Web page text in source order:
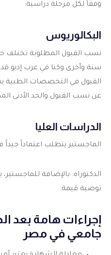
وفقاً لكل مرحلة دراسية:
البكالوريوس
نسب القبول المطلوبة
سنة وأخرى وكنا في عرب إديو
القبول في التخصصات
عن نسب القبول والحد الأدنى
الدراسات العليا
الماجستير يتطلب اعتماداً جيداً
الدكتوراه: بالإضافة
توصية قيمة.
إجراءات هامة بعد
جامعي في مصر